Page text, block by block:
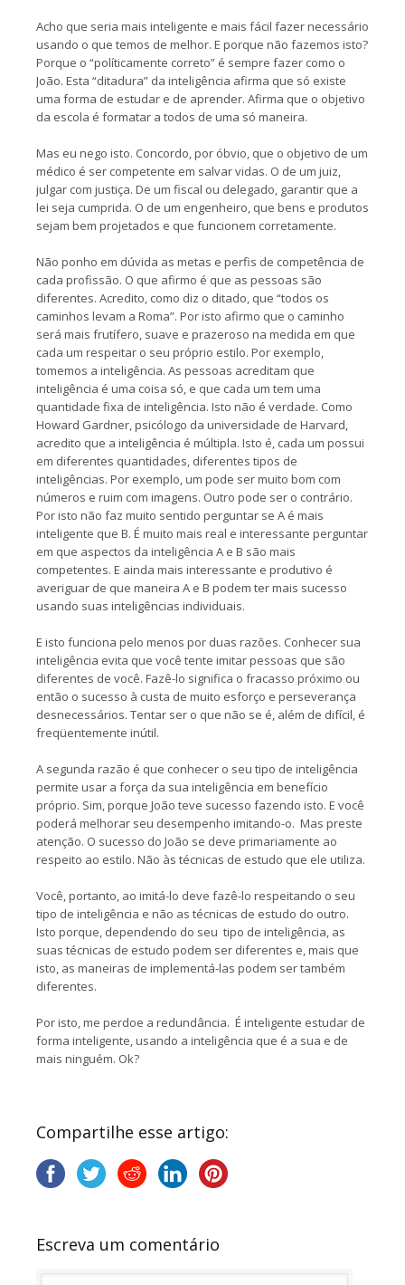
Acho que seria mais inteligente e mais fácil fazer necessário
usando o que temos de melhor. E porque não fazemos isto?
Porque o “políticamente correto” é sempre fazer como o
João. Esta “ditadura” da inteligência afirma que só existe
uma forma de estudar e de aprender. Afirma que o objetivo
da escola é formatar a todos de uma só maneira.
Mas eu nego isto. Concordo, por óbvio, que o objetivo de um
médico é ser competente em salvar vidas. O de um juiz,
julgar com justiça. De um fiscal ou delegado, garantir que a
lei seja cumprida. O de um engenheiro, que bens e produtos
sejam bem projetados e que funcionem corretamente.
Não ponho em dúvida as metas e perfis de competência de
cada profissão. O que afirmo é que as pessoas são
diferentes. Acredito, como diz o ditado, que “todos os
caminhos levam a Roma”. Por isto afirmo que o caminho
será mais frutífero, suave e prazeroso na medida em que
cada um respeitar o seu próprio estilo. Por exemplo,
tomemos a inteligência. As pessoas acreditam que
inteligência é uma coisa só, e que cada um tem uma
quantidade fixa de inteligência. Isto não é verdade. Como
Howard Gardner, psicólogo da universidade de Harvard,
acredito que a inteligência é múltipla. Isto é, cada um possui
em diferentes quantidades, diferentes tipos de
inteligências. Por exemplo, um pode ser muito bom com
números e ruim com imagens. Outro pode ser o contrário.
Por isto não faz muito sentido perguntar se A é mais
inteligente que B. É muito mais real e interessante perguntar
em que aspectos da inteligência A e B são mais
competentes. E ainda mais interessante e produtivo é
averiguar de que maneira A e B podem ter mais sucesso
usando suas inteligências individuais.
E isto funciona pelo menos por duas razões. Conhecer sua
inteligência evita que você tente imitar pessoas que são
diferentes de você. Fazê-lo significa o fracasso próximo ou
então o sucesso à custa de muito esforço e perseverança
desnecessários. Tentar ser o que não se é, além de difícil, é
freqüentemente inútil.
A segunda razão é que conhecer o seu tipo de inteligência
permite usar a força da sua inteligência em benefício
próprio. Sim, porque João teve sucesso fazendo isto. E você
poderá melhorar seu desempenho imitando-o. Mas preste
atenção. O sucesso do João se deve primariamente ao
respeito ao estilo. Não às técnicas de estudo que ele utiliza.
Você, portanto, ao imitá-lo deve fazê-lo respeitando o seu
tipo de inteligência e não as técnicas de estudo do outro.
Isto porque, dependendo do seu tipo de inteligência, as
suas técnicas de estudo podem ser diferentes e, mais que
isto, as maneiras de implementá-las podem ser também
diferentes.
Por isto, me perdoe a redundância. É inteligente estudar de
forma inteligente, usando a inteligência que é a sua e de
mais ninguém. Ok?
Compartilhe esse artigo:
Escreva um comentário